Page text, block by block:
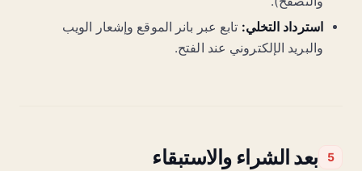
استرداد التخلي: تابع عبر بانر الموقع وإشعار الويب
والبريد الإلكتروني عند الفتح.
5 بعد الشراء والاستبقاء